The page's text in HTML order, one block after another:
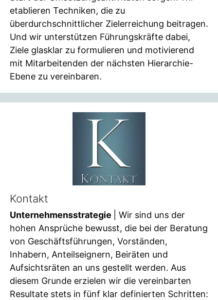
etablieren Techniken, die zu
überdurchschnittlicher Zielerreichung beitragen.
Und wir unterstützen Führungskräfte dabei,
Ziele glasklar zu formulieren und motivierend
mit Mitarbeitenden der nächsten Hierarchie-
Ebene zu vereinbaren.
Kontakt
Unternehmensstrategie
| Wir sind uns der
hohen Ansprüche bewusst, die bei der Beratung
von Geschäftsführungen, Vorständen,
Inhabern, Anteilseignern, Beiräten und
Aufsichtsräten an uns gestellt werden. Aus
diesem Grunde erzielen wir die vereinbarten
Resultate stets in fünf klar definierten Schritten: